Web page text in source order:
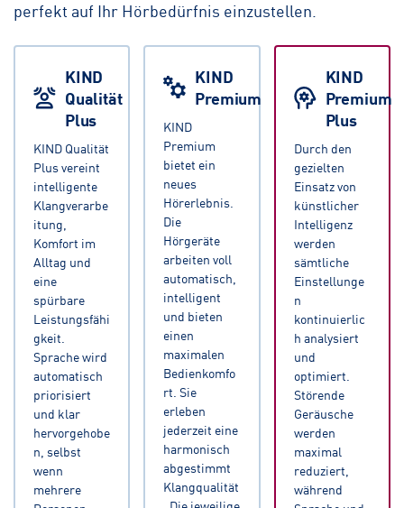
perfekt auf Ihr Hörbedürfnis einzustellen.
KIND
Qualität
Plus
KIND Qualität
Plus vereint
intelligente
Klangverarbe
itung,
Komfort im
Alltag und
eine
spürbare
Leistungsfähi
gkeit.
Sprache wird
automatisch
priorisiert
und klar
hervorgehobe
n, selbst
wenn
mehrere
KIND
Premium
KIND
Premium
bietet ein
neues
Hörerlebnis.
Die
Hörgeräte
arbeiten voll
automatisch,
intelligent
und bieten
einen
maximalen
Bedienkomfo
rt. Sie
erleben
jederzeit eine
harmonisch
abgestimmt
Klangqualität
KIND
Premium
Plus
Durch den
gezielten
Einsatz von
künstlicher
Intelligenz
werden
sämtliche
Einstellunge
n
kontinuierlic
h analysiert
und
optimiert.
Störende
Geräusche
werden
maximal
reduziert,
während